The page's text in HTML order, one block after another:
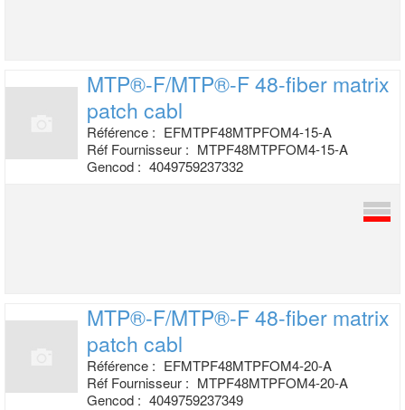
MTP®-F/MTP®-F 48-fiber matrix
patch cabl
Référence : EFMTPF48MTPFOM4-15-A
Réf Fournisseur : MTPF48MTPFOM4-15-A
Gencod : 4049759237332
MTP®-F/MTP®-F 48-fiber matrix
patch cabl
Référence : EFMTPF48MTPFOM4-20-A
Réf Fournisseur : MTPF48MTPFOM4-20-A
Gencod : 4049759237349